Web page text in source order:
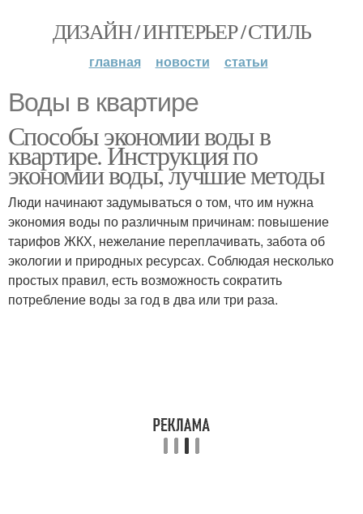
ДИЗАЙН / ИНТЕРЬЕР / СТИЛЬ
главная новости статьи
Воды в квартире
Способы экономии воды в
квартире. Инструкция по
экономии воды, лучшие методы
Люди начинают задумываться о том, что им нужна
экономия воды по различным причинам: повышение
тарифов ЖКХ, нежелание переплачивать, забота об
экологии и природных ресурсах. Соблюдая несколько
простых правил, есть возможность сократить
потребление воды за год в два или три раза.